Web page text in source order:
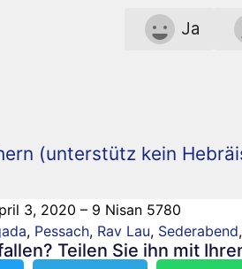
Ja
(unterstütz kein
3, 2020 – 9 Nisan 5780
, Pessach, Rav Lau, Sederabend,
Teilen Sie ihn mit